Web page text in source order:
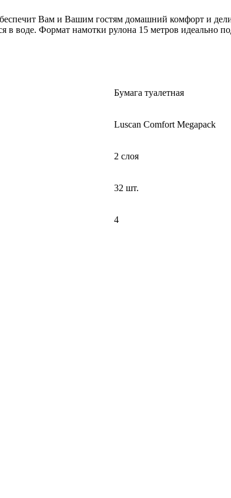
Вам и Вашим гостям домашний комфорт и
в воде. Формат намотки рулона 15 метров идеально
Бумага туалетная
Luscan Comfort Megapack
2 слоя
32 шт.
4